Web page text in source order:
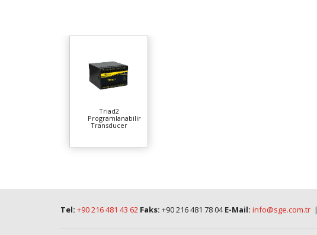
Triad2
Programlanabilir
Transducer
Tel: +90 216 481 43 62 Faks: +90 216 481 78 04E-Mail: info@sge.com.tr |